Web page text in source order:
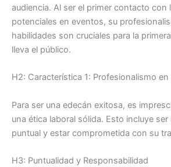
audiencia. Al ser el primer contacto con
potenciales en eventos, su
habilidades son cruciales para la
lleva el público.
H2: Característica 1: Profesionalismo en
Para ser una edecán exitosa, es
una ética laboral sólida. Esto incluye
puntual y estar comprometida con su
H3: Puntualidad y Responsabilidad